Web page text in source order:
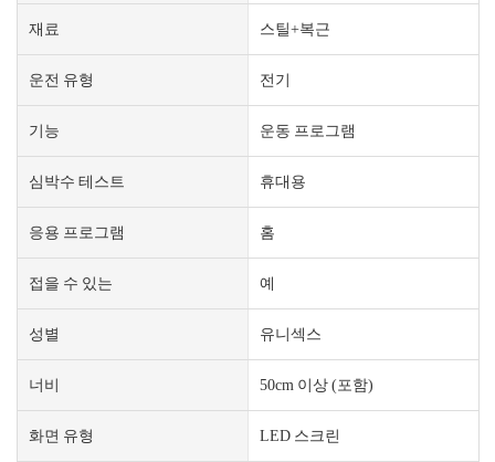
재료 스틸+복근
운전 유형 전기
기능 운동 프로그램
심박수 테스트 휴대용
응용 프로그램 홈
접을 수 있는 예
성별 유니섹스
너비 50cm 이상 (포함)
화면 유형 LED 스크린